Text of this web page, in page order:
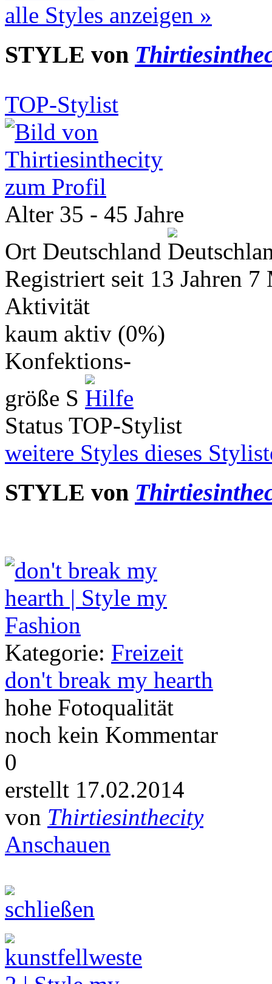
alle Styles anzeigen »
STYLE von
TOP-Stylist
zum Profil
Alter 35 - 45 Jahre
Ort Deutschland
Registriert seit 13 Jahren 7
Aktivität
kaum aktiv (0%)
Konfektions-
größe S
Status TOP-Stylist
weitere Styles dieses
STYLE von
Kategorie: Freizeit
don't break my hearth
hohe Fotoqualität
noch kein Kommentar
0
erstellt 17.02.2014
von Thirtiesinthecity
Anschauen